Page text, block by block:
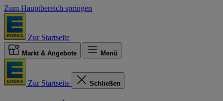
Zum Hauptbereich springen
Zur Startseite
Markt & Angebote Menü
Zur Startseite Schließen